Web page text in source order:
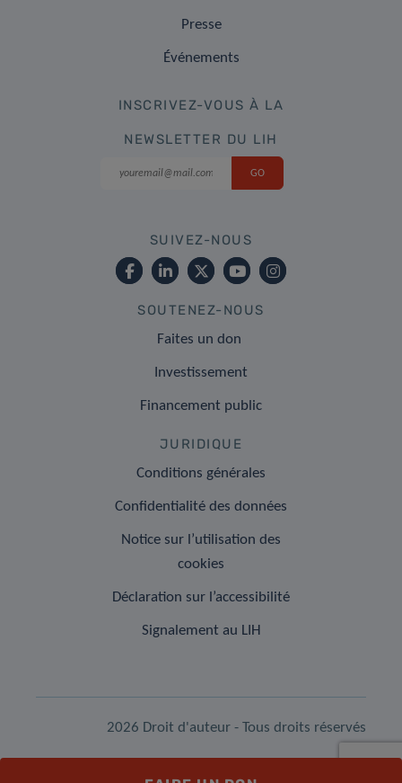
Presse
Événements
INSCRIVEZ-VOUS À LA
NEWSLETTER DU LIH
SUIVEZ-NOUS
SOUTENEZ-NOUS
Faites un don
Investissement
Financement public
JURIDIQUE
Conditions générales
Confidentialité des données
Notice sur l’utilisation des
cookies
Déclaration sur l’accessibilité
Signalement au LIH
2026 Droit d'auteur - Tous droits réservés